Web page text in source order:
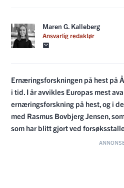
Maren G. Kalleberg
Ansvarlig redaktør
Ernæringsforskningen på hest på
i tid. I år avvikles Europas mest
ernæringsforskning på hest, og i
med Rasmus Bovbjerg Jensen,
som har blitt gjort ved